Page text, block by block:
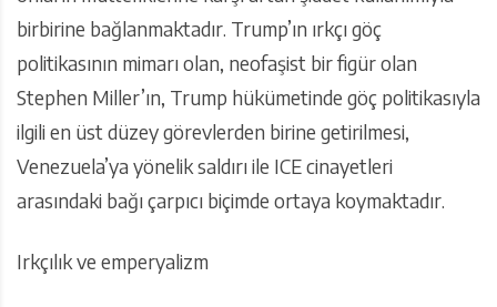
birbirine bağlanmaktadır. Trump’ın ırkçı göç
politikasının mimarı olan, neofaşist bir figür olan
Stephen Miller’ın, Trump hükümetinde göç politikasıyla
ilgili en üst düzey görevlerden birine getirilmesi,
Venezuela’ya yönelik saldırı ile ICE cinayetleri
arasındaki bağı çarpıcı biçimde ortaya koymaktadır.
Irkçılık ve emperyalizm